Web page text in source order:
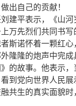
出自己的贡献！
建平表示，《山河
万先烈们共同书
斯诺怀着一颗红
隆隆的炮声中完
的故事。他表示
到党向世界人民
共生的真实面貌